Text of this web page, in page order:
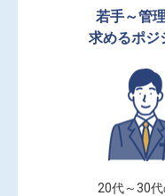
若手～管
求めるポジ
20代～30